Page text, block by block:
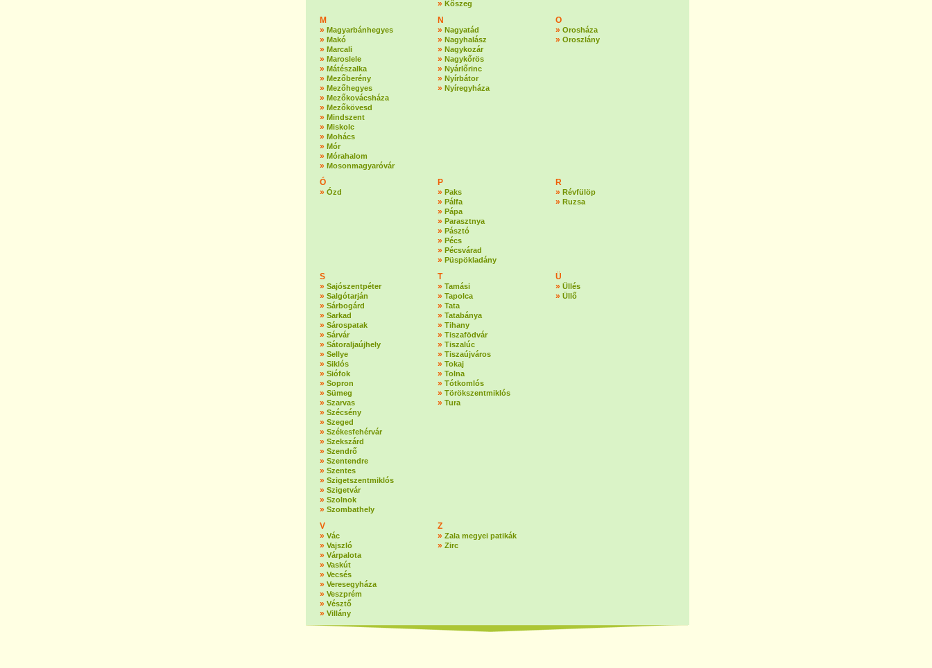
» Kőszeg
M
» Magyarbánhegyes
» Makó
» Marcali
» Maroslele
» Mátészalka
» Mezőberény
» Mezőhegyes
» Mezőkovácsháza
» Mezőkövesd
» Mindszent
» Miskolc
» Mohács
» Mór
» Mórahalom
» Mosonmagyaróvár
N
» Nagyatád
» Nagyhalász
» Nagykozár
» Nagykőrös
» Nyárlőrinc
» Nyírbátor
» Nyíregyháza
O
» Orosháza
» Oroszlány
Ó
» Ózd
P
» Paks
» Pálfa
» Pápa
» Parasztnya
» Pásztó
» Pécs
» Pécsvárad
» Püspökladány
R
» Révfülöp
» Ruzsa
S
» Sajószentpéter
» Salgótarján
» Sárbogárd
» Sarkad
» Sárospatak
» Sárvár
» Sátoraljaújhely
» Sellye
» Siklós
» Siófok
» Sopron
» Sümeg
» Szarvas
» Szécsény
» Szeged
» Székesfehérvár
» Szekszárd
» Szendrő
» Szentendre
» Szentes
» Szigetszentmiklós
» Szigetvár
» Szolnok
» Szombathely
T
» Tamási
» Tapolca
» Tata
» Tatabánya
» Tihany
» Tiszafödvár
» Tiszalúc
» Tiszaújváros
» Tokaj
» Tolna
» Tótkomlós
» Törökszentmiklós
» Tura
Ü
» Üllés
» Üllő
V
» Vác
» Vajszló
» Várpalota
» Vaskút
» Vecsés
» Veresegyháza
» Veszprém
» Vésztő
» Villány
Z
» Zala megyei patikák
» Zirc